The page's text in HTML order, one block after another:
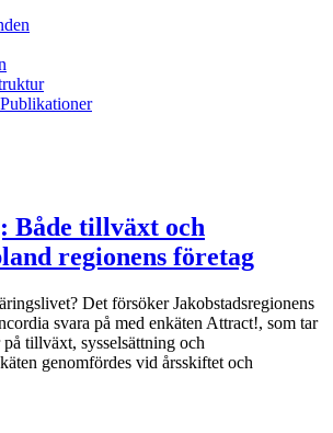
Både tillväxt och
regionens företag
Det försöker Jakobstadsregionens
svara på med enkäten Attract!, som tar
tillväxt, sysselsättning och
genomfördes vid årsskiftet och